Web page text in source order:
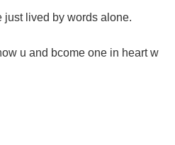
just lived by words alone.
u and bcome one in heart w